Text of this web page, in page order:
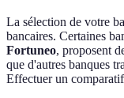
La sélection de votre
bancaires. Certaines
Fortuneo, proposent
que d'autres banques
Effectuer un